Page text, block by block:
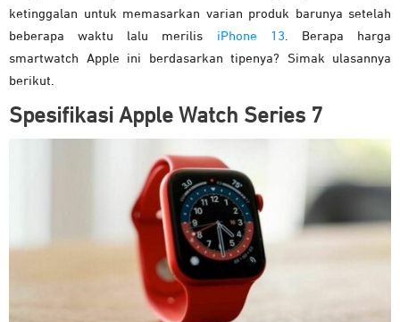
ketinggalan untuk memasarkan varian produk barunya setelah
beberapa waktu lalu merilis iPhone 13. Berapa harga
smartwatch Apple ini berdasarkan tipenya? Simak ulasannya
berikut.
Spesifikasi Apple Watch Series 7